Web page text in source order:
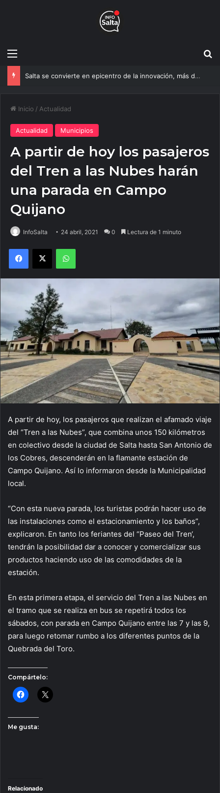
Menú
Salta se convierte en epicentro de la innovación, más de 600 personas ya participan del NOA Innova
Inicio / Actualidad
Actualidad Municipios
A partir de hoy los pasajeros
del Tren a las Nubes harán
una parada en Campo
Quijano
InfoSalta 24 abril, 2021 0 Lectura de 1 minuto
Facebook
X WhatsApp
A partir de hoy, los pasajeros que realizan el afamado viaje
del “Tren a las Nubes”, que combina unos 150 kilómetros
en colectivo desde la ciudad de Salta hasta San Antonio de
los Cobres, descenderán en la flamante estación de
Campo Quijano. Así lo informaron desde la Municipalidad
local.
“Con esta nueva parada, los turistas podrán hacer uso de
las instalaciones como el estacionamiento y los baños”,
explicaron. En tanto los feriantes del “Paseo del Tren‘,
tendrán la posibilidad dar a conocer y comercializar sus
productos haciendo uso de las comodidades de la
estación.
En esta primera etapa, el servicio del Tren a las Nubes en
el tramo que se realiza en bus se repetirá todos los
sábados, con parada en Campo Quijano entre las 7 y las 9,
para luego retomar rumbo a los diferentes puntos de la
Quebrada del Toro.
Compártelo:
Me gusta:
Relacionado